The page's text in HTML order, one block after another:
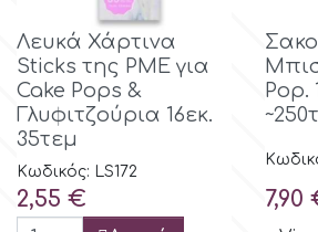
Λευκά Χάρτινα
Sticks της PME για
Cake Pops &
Γλυφιτζούρια 16εκ.
35τεμ
Κωδικός: LS172
Τιμή
2,55 €
Pop.
Τιμή
7,90